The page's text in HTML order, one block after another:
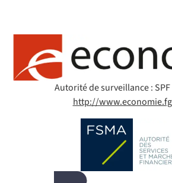
Autorité de surveillance :
http://